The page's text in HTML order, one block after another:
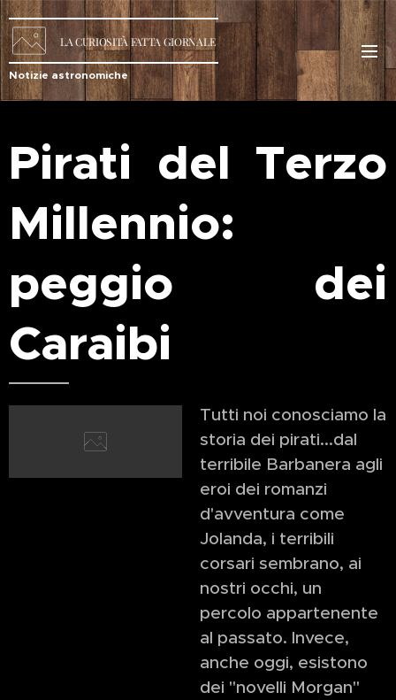
LACURIOSITÀ FATTA GIORNALE
Notizie astronomiche
Pirati del Terzo
Millennio:
peggio dei
Caraibi
Tutti noi conosciamo la
storia dei pirati...dal
terribile Barbanera agli
eroi dei romanzi
d'avventura come
Jolanda, i terribili
corsari sembrano, ai
nostri occhi, un
percolo appartenente
al passato. Invece,
anche oggi, esistono
dei "novelli Morgan"